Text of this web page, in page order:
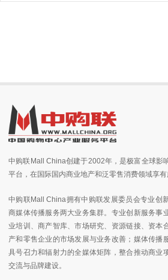
中购联Mall China创建于2002年，是极富全球影
平台，在国际国内商业地产和泛零售消费领域享有
中购联Mall China拥有中购联发展委员会专业创
商媒体传播服务两大业务集群。专业创新服务事
业培训、商产智库、市场研究、资源链接、资本
产和零售企业的市场发展与业务改善；媒体传播
具号召力和辐射力的全媒体矩阵，整合推动商业
交流与品牌建设。